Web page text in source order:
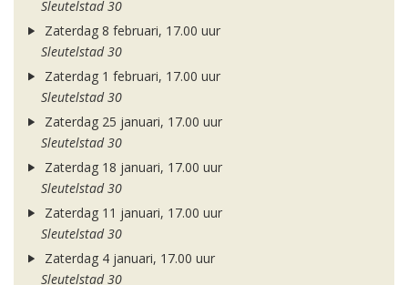
Sleutelstad 30
Zaterdag 8 februari, 17.00 uur
Sleutelstad 30
Zaterdag 1 februari, 17.00 uur
Sleutelstad 30
Zaterdag 25 januari, 17.00 uur
Sleutelstad 30
Zaterdag 18 januari, 17.00 uur
Sleutelstad 30
Zaterdag 11 januari, 17.00 uur
Sleutelstad 30
Zaterdag 4 januari, 17.00 uur
Sleutelstad 30